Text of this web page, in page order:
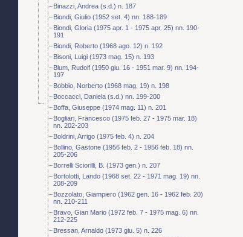
Binazzi, Andrea (s.d.) n. 187
Biondi, Giulio (1952 set. 4) nn. 188-189
Biondi, Gloria (1975 apr. 1 - 1975 apr. 25) nn. 190-
191
Biondi, Roberto (1968 ago. 12) n. 192
Bisoni, Luigi (1973 mag. 15) n. 193
Blum, Rudolf (1950 giu. 16 - 1951 mar. 9) nn. 194-
197
Bobbio, Norberto (1968 mag. 19) n. 198
Boccacci, Daniela (s.d.) nn. 199-200
Boffa, Giuseppe (1974 mag. 11) n. 201
Bogliari, Francesco (1975 feb. 27 - 1975 mar. 18)
nn. 202-203
Boldrini, Arrigo (1975 feb. 4) n. 204
Bollino, Gastone (1956 feb. 2 - 1956 feb. 18) nn.
205-206
Borrelli Sciorilli, B. (1973 gen.) n. 207
Bortolotti, Lando (1968 set. 22 - 1971 mag. 19) nn.
208-209
Bozzolato, Giampiero (1962 gen. 16 - 1962 feb. 20)
nn. 210-211
Bravo, Gian Mario (1972 feb. 7 - 1975 mag. 6) nn.
212-225
Bressan, Arnaldo (1973 giu. 5) n. 226